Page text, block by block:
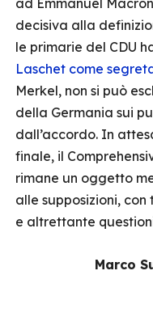
ad Emmanuel
decisiva alla
le primarie del CDU
Laschet come
Merkel, non si può
della Germania sui
dall’accordo. In
finale, il
rimane un oggetto
alle supposizioni,
e altrettante
Marco